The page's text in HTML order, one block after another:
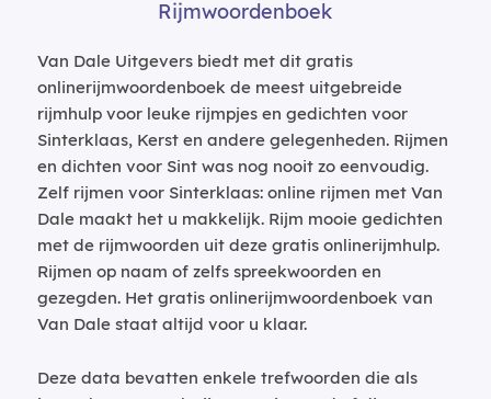
Rijmwoordenboek
Van Dale Uitgevers biedt met dit gratis
onlinerijmwoordenboek de meest uitgebreide
rijmhulp voor leuke rijmpjes en gedichten voor
Sinterklaas, Kerst en andere gelegenheden. Rijmen
en dichten voor Sint was nog nooit zo eenvoudig.
Zelf rijmen voor Sinterklaas: online rijmen met Van
Dale maakt het u makkelijk. Rijm mooie gedichten
met de rijmwoorden uit deze gratis onlinerijmhulp.
Rijmen op naam of zelfs spreekwoorden en
gezegden. Het gratis onlinerijmwoordenboek van
Van Dale staat altijd voor u klaar.
Deze data bevatten enkele trefwoorden die als